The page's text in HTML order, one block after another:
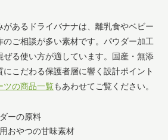
あるドライバナナは、離乳食やベビー
のご相談が多い素材です。パウダー加工
ぜる使い方が適しています。国産・無添
こだわる保護者層に響く設計ポイント
ツの商品一覧もあわせてご覧ください。
ーの原料
おやつの甘味素材